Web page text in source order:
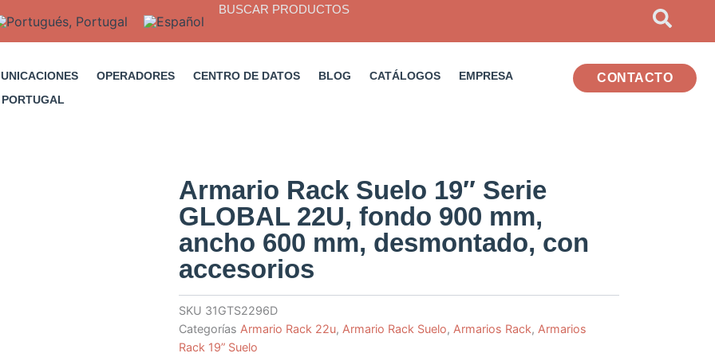
BUSCAR PRODUCTOS
OPERADORES CENTRO DE DATOS BLOG CATÁLOGOS EMPRESA CONTACTO
Armario Rack Suelo 19″ Serie
GLOBAL 22U, fondo 900 mm,
ancho 600 mm, desmontado, con
accesorios
SKU 31GTS2296D
Categorías Armario Rack 22u, Armario Rack Suelo, Armarios Rack, Armarios
Rack 19” Suelo